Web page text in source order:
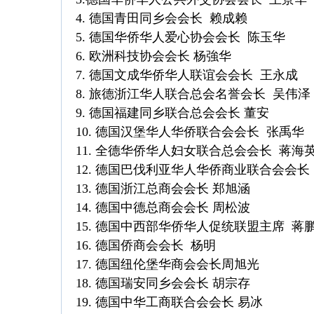
4. 德国青田同乡会会长 赖成赖
5. 德国华侨华人爱心协会会长 陈玉华
6. 欧洲科技协会会长 杨強华
7. 德国文成华侨华人联谊会会长 王永成
8. 旅德浙江华人联合总会名誉会长 吴伟泽
9. 德国福建同乡联合总会会长 董安
10. 德国汉堡华人华侨联合会会长 张禹华
11. 全德华侨华人妇女联合总会会长 蒋海
12. 德国巴伐利亚华人华侨商业联合会会
13. 德国浙江总商会会长 郑旭涵
14. 德国中德总商会会长 周松波
15. 德国中西部华侨华人促统联盟主席 蒋
16. 德国侨商会会长 杨明
17. 德国纽伦堡华商会会长周旭光
18. 德国瑞安同乡会会长 胡宗存
19. 德国中华工商联合会会长 易冰